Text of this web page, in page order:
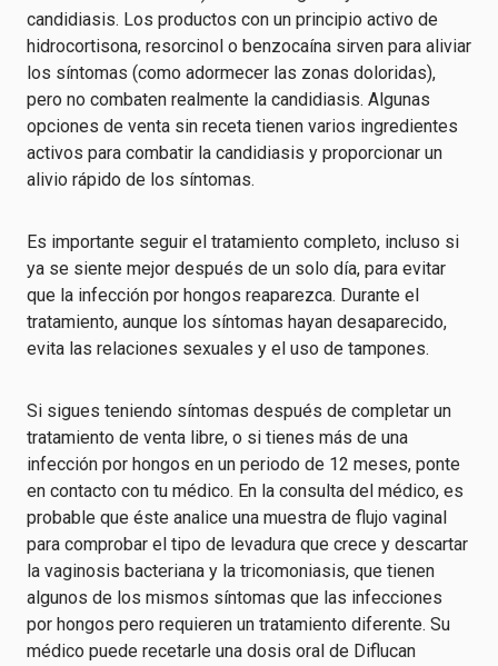
candidiasis. Los productos con un principio activo de
hidrocortisona, resorcinol o benzocaína sirven para aliviar
los síntomas (como adormecer las zonas doloridas),
pero no combaten realmente la candidiasis. Algunas
opciones de venta sin receta tienen varios ingredientes
activos para combatir la candidiasis y proporcionar un
alivio rápido de los síntomas.
Es importante seguir el tratamiento completo, incluso si
ya se siente mejor después de un solo día, para evitar
que la infección por hongos reaparezca. Durante el
tratamiento, aunque los síntomas hayan desaparecido,
evita las relaciones sexuales y el uso de tampones.
Si sigues teniendo síntomas después de completar un
tratamiento de venta libre, o si tienes más de una
infección por hongos en un periodo de 12 meses, ponte
en contacto con tu médico. En la consulta del médico, es
probable que éste analice una muestra de flujo vaginal
para comprobar el tipo de levadura que crece y descartar
la vaginosis bacteriana y la tricomoniasis, que tienen
algunos de los mismos síntomas que las infecciones
por hongos pero requieren un tratamiento diferente. Su
médico puede recetarle una dosis oral de Diflucan